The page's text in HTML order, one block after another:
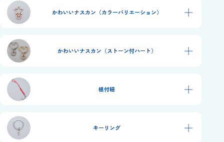
かわいいナスカン（カラーバリエーション） ＋
かわいいナスカン（ストーン付ハート） ＋
根付紐 ＋
キーリング ＋